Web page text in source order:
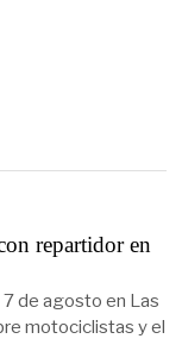
repartidor en
de agosto en Las
motociclistas y el